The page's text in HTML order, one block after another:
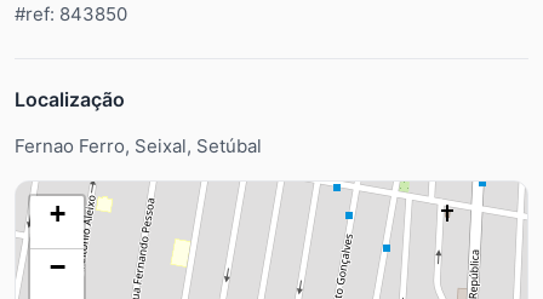
#ref: 843850
Localização
Fernao Ferro, Seixal, Setúbal
+
−